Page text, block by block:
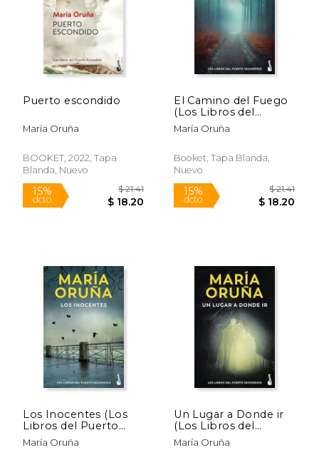
dcto. dcto.
Puerto escondido
María Oruña
BOOKET, 2022, Tapa
Blanda, Nuevo
El Camino del Fuego
(Los Libros del
Puerto Escondido)
María Oruña
Booket, Tapa Blanda,
Nuevo
Los Inocentes (Los
Libros del Puerto
Escondido)
María Oruña
Un Lugar a Donde ir
(Los Libros del
Puerto Escondido)
María Oruña